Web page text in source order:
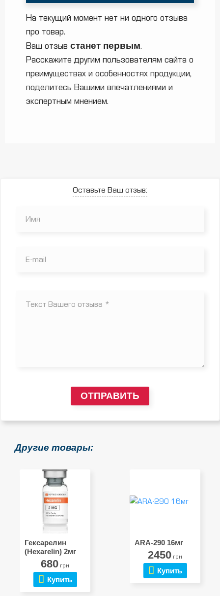
На текущий момент нет ни одного отзыва
про товар.
Ваш отзыв станет первым.
Расскажите другим пользователям сайта о
преимуществах и особенностях продукции,
поделитесь Вашими впечатлениями и
экспертным мнением.
Оставьте Ваш отзыв:
ОТПРАВИТЬ
Другие товары:
Гексарелин
(Hexarelin) 2мг
680 грн
Купить
ARA-290 16мг
2450 грн
Купить